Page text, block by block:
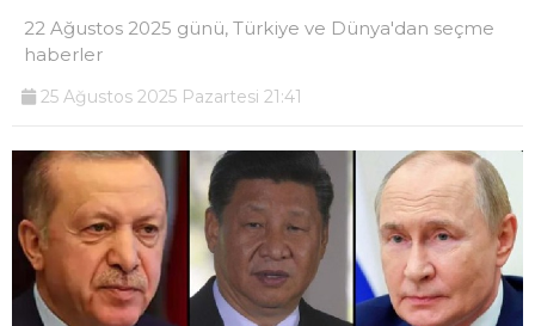
22 Ağustos 2025 günü, Türkiye ve Dünya'dan seçme
haberler
25 Ağustos 2025 Pazartesi 21:41